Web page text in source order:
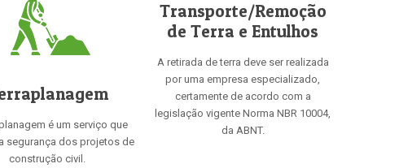
é um serviço que
segurança dos projetos de
construção civil.
Transporte/Remoção
de Terra e Entulhos
A retirada de terra deve ser realizada
por uma empresa especializado,
certamente de acordo com a
legislação vigente Norma NBR 10004,
da ABNT.